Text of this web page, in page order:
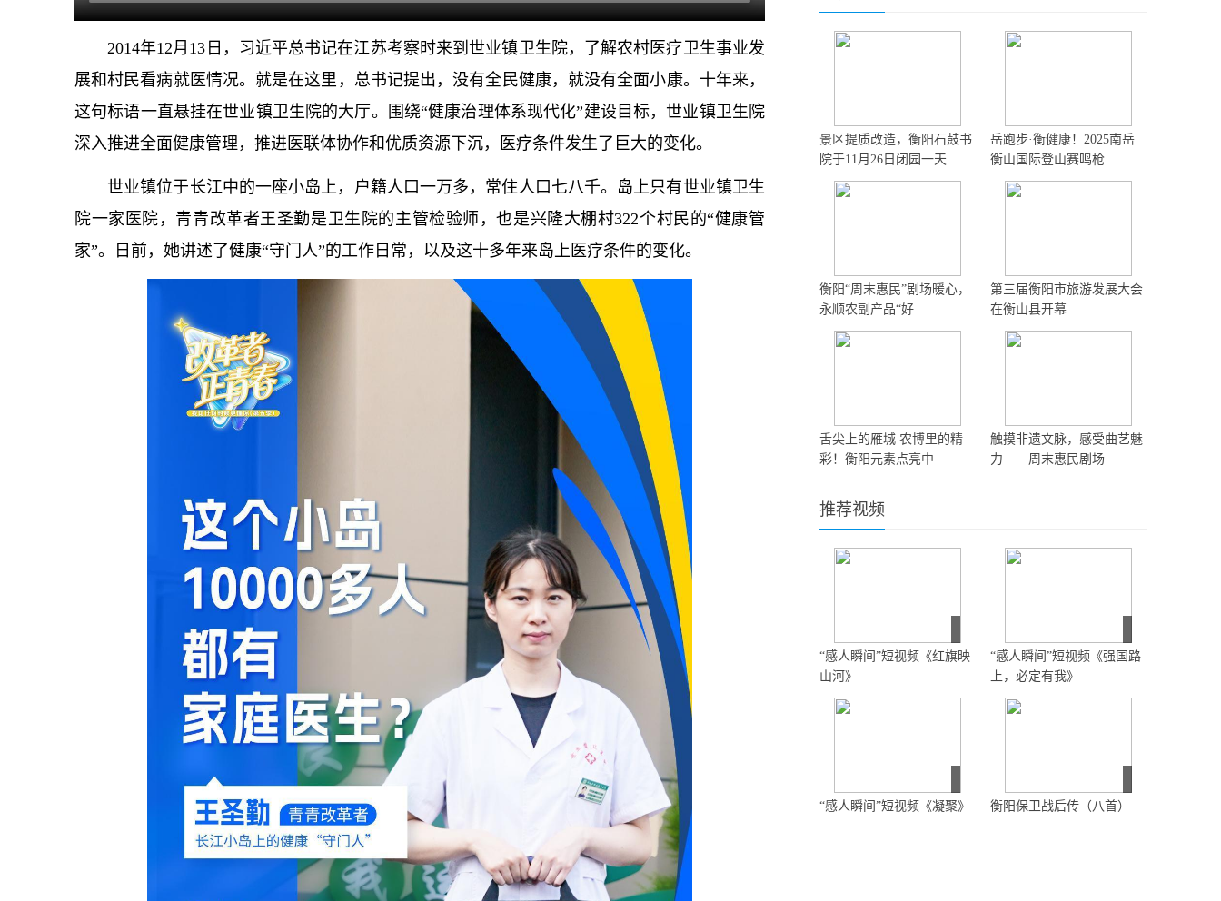
2014年12月13日，习近平总书记在江苏考察时来到世业镇卫生院，了解农村医疗卫生事业发
展和村民看病就医情况。就是在这里， 总书记提出，没有全民健康，就没有全面小康。十年来，
这句标语一直悬挂在世业镇卫生院的大厅。围绕“健康治理体系现代化”建设目标，世业镇卫生院
深入推进全面健康管理，推进医联体协作和优质资源下沉，医疗条件发生了巨大的变化。
世业镇位于长江中的一座小岛上，户籍人口一万多，常住人口七八千。岛上只有世业镇卫生
院一家医院，青青改革者王圣勤是卫生院的主管检验师，也是兴隆大棚村322个村民的“健康管
家”。日前，她讲述了健康“守门人”的工作日常，以及这十多年来岛上医疗条件的变化。
景区提质改造，衡阳石鼓书
院于11月26日闭园一天
岳跑步·衡健康！2025南岳
衡山国际登山赛鸣枪
衡阳“周末惠民”剧场暖心，
永顺农副产品“好
第三届衡阳市旅游发展大会
在衡山县开幕
舌尖上的雁城 农博里的精
彩！衡阳元素点亮中
触摸非遗文脉，感受曲艺魅
力——周末惠民剧场
推荐视频
“感人瞬间”短视频《红旗映
山河》
“感人瞬间”短视频《强国路
上，必定有我》
“感人瞬间”短视频《凝聚》 衡阳保卫战后传（八首）